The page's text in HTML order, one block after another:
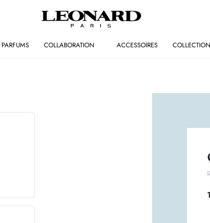
PARFUMS COLLABORATION ACCESSOIRES